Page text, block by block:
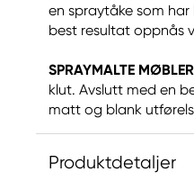
en spraytåke som
best resultat oppnås
SPRAYMALTE
klut. Avslutt med en
matt og blank
Produktdetaljer